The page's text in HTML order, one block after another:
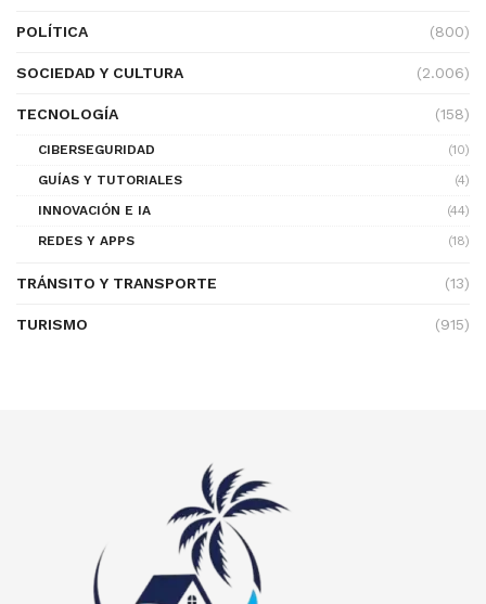
POLÍTICA (800)
SOCIEDAD Y CULTURA (2.006)
TECNOLOGÍA (158)
CIBERSEGURIDAD
(10)
GUÍAS Y TUTORIALES
(4)
INNOVACIÓN E IA
(44)
REDES Y APPS
(18)
TRÁNSITO Y TRANSPORTE (13)
TURISMO (915)